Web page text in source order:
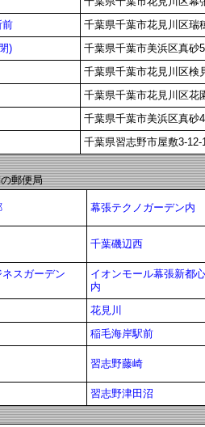
前
千葉県千葉市花見川区瑞
)
千葉県千葉市美浜区真砂
千葉県千葉市花見川区検
千葉県千葉市花見川区花
千葉県千葉市美浜区真砂
千葉県習志野市屋敷3-12-
郵便局
幕張テクノガーデン内
千葉磯辺西
スガーデン
イオンモール幕張新都心
内
花見川
稲毛海岸駅前
習志野藤崎
習志野津田沼